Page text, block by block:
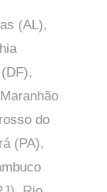
(AL),
do
(PA),